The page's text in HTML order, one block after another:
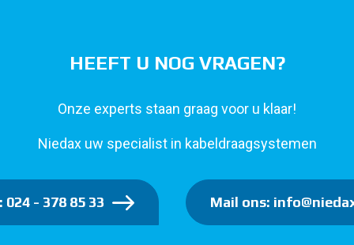
HEEFT U NOG VRAGEN?
Onze experts staan graag voor u klaar!
Niedax uw specialist in kabeldraagsystemen
024 - 378 85 33 Mail ons: